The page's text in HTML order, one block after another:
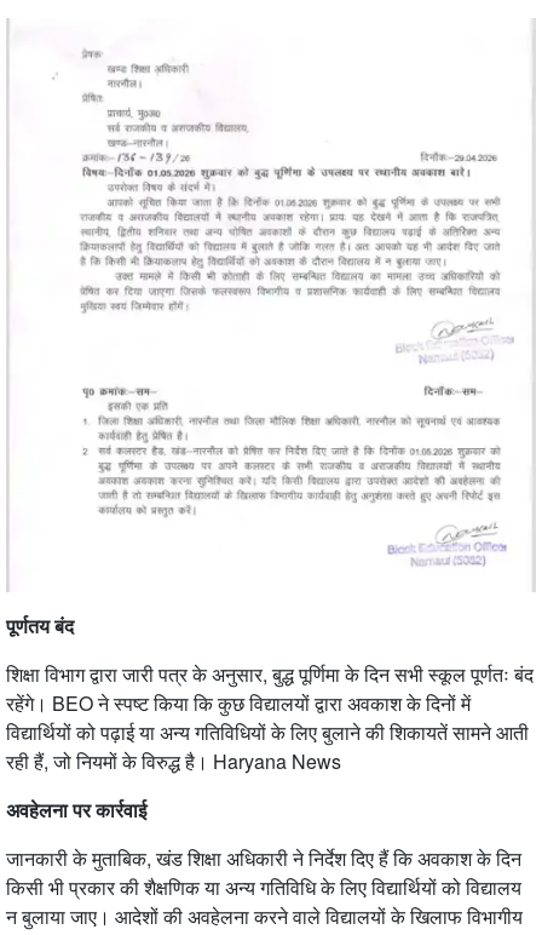
पूर्णतय बंद
शिक्षा विभाग द्वारा जारी पत्र के अनुसार, बुद्ध पूर्णिमा के दिन सभी स्कूल पूर्णतः बंद
रहेंगे। BEO ने स्पष्ट किया कि कुछ विद्यालयों द्वारा अवकाश के दिनों में
विद्यार्थियों को पढ़ाई या अन्य गतिविधियों के लिए बुलाने की शिकायतें सामने आती
रही हैं, जो नियमों के विरुद्ध है। Haryana News
अवहेलना पर कार्रवाई
जानकारी के मुताबिक, खंड शिक्षा अधिकारी ने निर्देश दिए हैं कि अवकाश के दिन
किसी भी प्रकार की शैक्षणिक या अन्य गतिविधि के लिए विद्यार्थियों को विद्यालय
न बुलाया जाए। आदेशों की अवहेलना करने वाले विद्यालयों के खिलाफ विभागीय